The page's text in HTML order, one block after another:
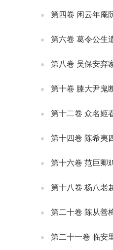
第四卷 闲云年庵
第六卷 葛令公生
第八卷 吴保安弃
第十卷 膝大尹鬼
第十二卷 众名姬
第十四卷 陈希夷
第十六卷 范巨卿
第十八卷 杨八老
第二十卷 陈从善
第二十一卷 临安